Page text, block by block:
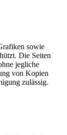
sowie
Die Seiten
jegliche
von Kopien
zulässig.